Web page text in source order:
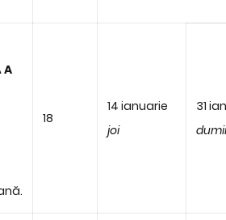
A
18
14 ianuarie
joi
31